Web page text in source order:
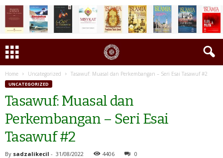
Home Uncategorized Tasawuf: Muasal dan Perkembangan – Seri Esai Tasawuf #2
UNCATEGORIZED
Tasawuf: Muasal dan
Perkembangan – Seri Esai
Tasawuf #2
By sadzalikecil - 31/08/2022 4406 0